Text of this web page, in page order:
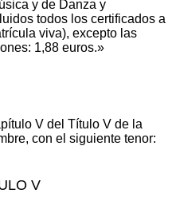
y de Danza y
todos los certificados a
viva), excepto las
1,88 euros.»
V del Título V de la
con el siguiente tenor:
V